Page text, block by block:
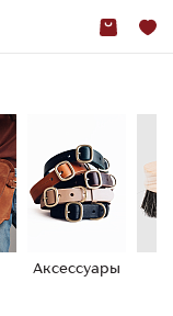
Аксессуары